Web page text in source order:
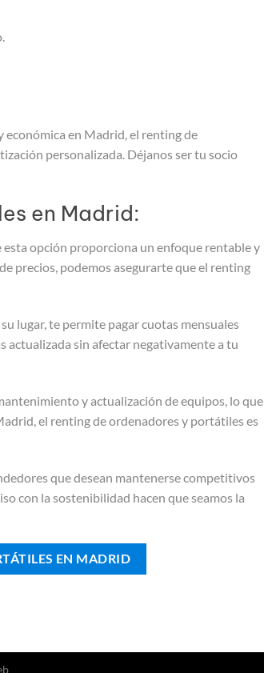
en Madrid, el renting de
personalizada. Déjanos ser tu socio
en Madrid:
opción proporciona un enfoque rentable y
precios, podemos asegurarte que el renting
lugar, te permite pagar cuotas mensuales
actualizada sin afectar negativamente a tu
y actualización de equipos, lo que
el renting de ordenadores y portátiles es
que desean mantenerse competitivos
con la sostenibilidad hacen que seamos la
EN MADRID